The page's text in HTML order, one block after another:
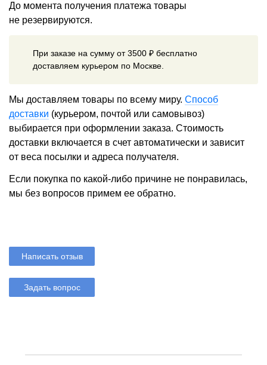
До момента получения платежа товары
не резервируются.
При заказе на сумму от 3500 ₽ бесплатно
доставляем курьером по Москве.
Мы доставляем товары по всему миру. Способ
доставки (курьером, почтой или самовывоз)
выбирается при оформлении заказа. Стоимость
доставки включается в счет автоматически и зависит
от веса посылки и адреса получателя.
Если покупка по какой-либо причине не понравилась,
мы без вопросов примем ее обратно.
Написать отзыв
Задать вопрос